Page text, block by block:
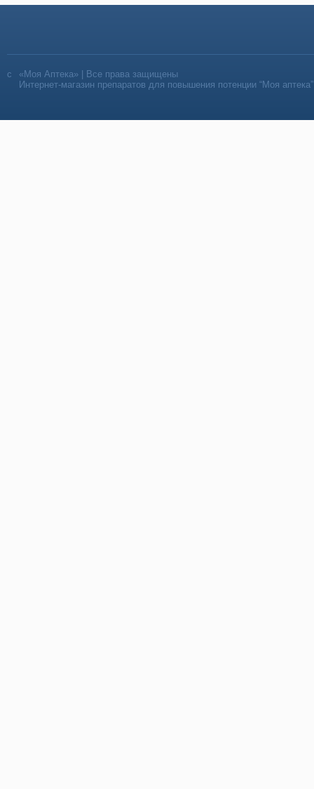
«Моя Аптека» | Все права защищены
Интернет-магазин препаратов для повышения потенции “Моя